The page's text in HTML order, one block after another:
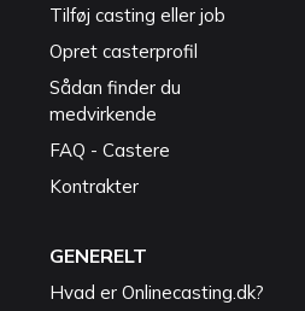
Tilføj casting eller job
Opret casterprofil
Sådan finder du
medvirkende
FAQ - Castere
Kontrakter
GENERELT
Hvad er Onlinecasting.dk?